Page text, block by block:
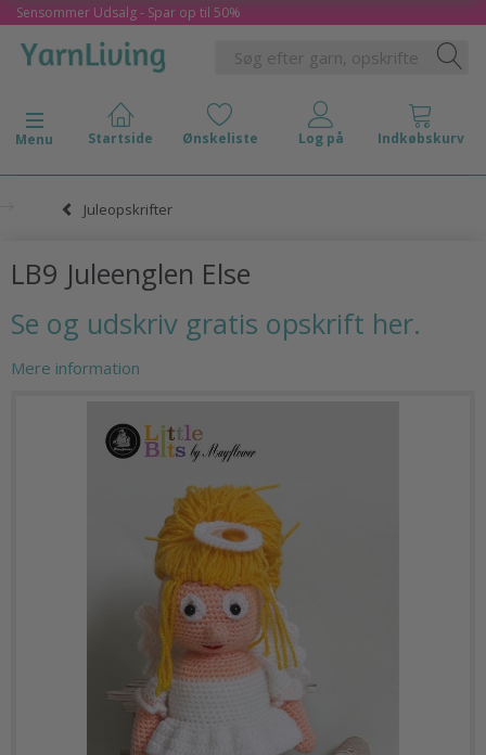
Sensommer Udsalg - Spar op til 50%
Skifte navigation
Menu
Juleopskrifter
LB9 Juleenglen Else
Se og udskriv gratis opskrift her.
Mere information